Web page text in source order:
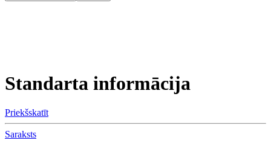
Standarta informācija
Priekšskatīt
Saraksts